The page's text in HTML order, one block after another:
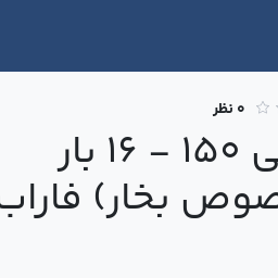
0 نظر
صافی 150 - 16 بار